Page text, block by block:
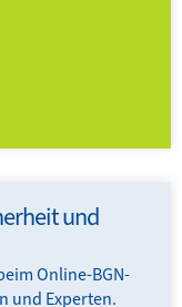
und
Online-BGN-
und Experten.